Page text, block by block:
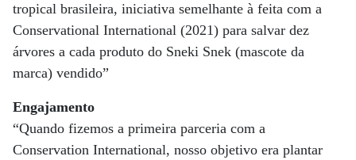
tropical brasileira, iniciativa semelhante à feita com a
Conservational International (2021) para salvar dez
árvores a cada produto do Sneki Snek (mascote da
marca) vendido”
Engajamento
“Quando fizemos a primeira parceria com a
Conservation International, nosso objetivo era plantar